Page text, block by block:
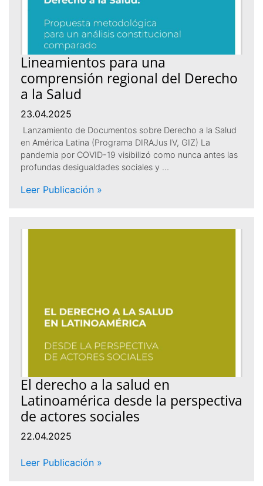
Lineamientos para una
comprensión regional del Derecho
a la Salud
23.04.2025
Lanzamiento de Documentos sobre Derecho a la Salud
en América Latina (Programa DIRAJus IV, GIZ) La
pandemia por COVID-19 visibilizó como nunca antes las
profundas desigualdades sociales y …
Leer Publicación »
El derecho a la salud en
Latinoamérica desde la perspectiva
de actores sociales
22.04.2025
Leer Publicación »